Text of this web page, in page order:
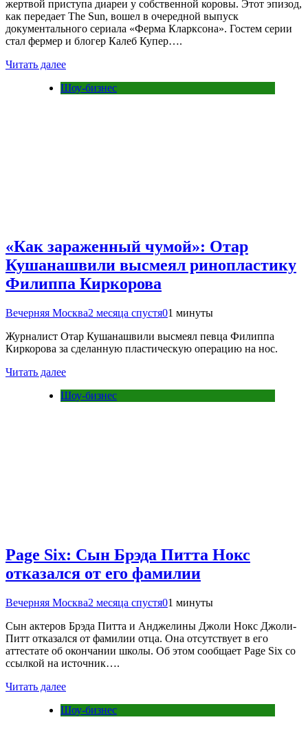
жертвой приступа диареи у собственной коровы. Этот эпизод,
как передает The Sun, вошел в очередной выпуск
документального сериала «Ферма Кларксона». Гостем серии
стал фермер и блогер Калеб Купер….
Читать далее
Шоу-бизнес
«Как зараженный чумой»: Отар
Кушанашвили высмеял ринопластику
Филиппа Киркорова
Вечерняя Москва2 месяца спустя01 минуты
Журналист Отар Кушанашвили высмеял певца Филиппа
Киркорова за сделанную пластическую операцию на нос.
Читать далее
Шоу-бизнес
Page Six: Сын Брэда Питта Нокс
отказался от его фамилии
Вечерняя Москва2 месяца спустя01 минуты
Сын актеров Брэда Питта и Анджелины Джоли Нокс Джоли-
Питт отказался от фамилии отца. Она отсутствует в его
аттестате об окончании школы. Об этом сообщает Page Six со
ссылкой на источник….
Читать далее
Шоу-бизнес